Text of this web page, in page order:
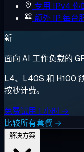
专用 IPv4 你
额外 IP 每台
新
面向 AI 工作负载的
L4、L40S 和 H100,
按秒计费。
免费试用 1 小时 →
比较所有套餐 →